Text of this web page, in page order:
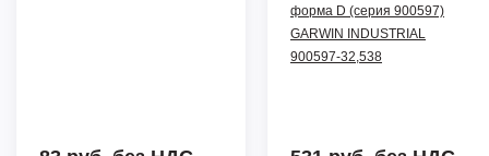
форма D (серия 900597)
GARWIN INDUSTRIAL
900597-32,538